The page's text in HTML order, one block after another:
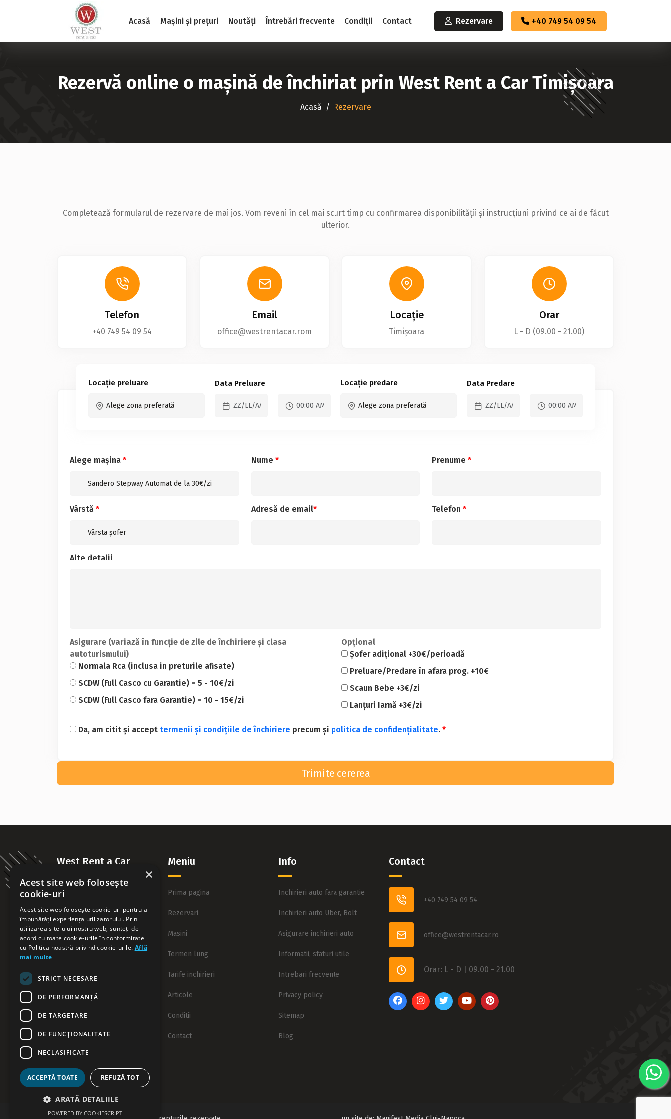
Acasă Mașini și prețuri Noutăți Întrebări frecvente Condiții Contact Rezervare +40 749 54 09 54
Rezervă online o mașină de închiriat prin West Rent a Car Timișoara
Acasă Rezervare
Completează formularul de rezervare de mai jos. Vom reveni în cel mai scurt timp cu confirmarea disponibilității și instrucțiuni privind ce ai de făcut
ulterior.
Telefon
+40 749 54 09 54
Email
office@westrentacar.rom
Locație
Timișoara
Orar
L - D (09.00 - 21.00)
Locație preluare Data Preluare Locație predare Data Predare
Alege mașina * Nume * Prenume*
Vârstă * Adresă de email* Telefon*
Alte detalii
Asigurare (variază în funcție de zile de închiriere și clasa
autoturismului)
Normala Rca (inclusa in preturile afisate)
SCDW (Full Casco cu Garantie) = 5 - 10€/zi
SCDW (Full Casco fara Garantie) = 10 - 15€/zi
Opțional
Șofer adițional +30€/perioadă
Preluare/Predare în afara prog. +10€
Scaun Bebe +3€/zi
Lanțuri Iarnă +3€/zi
Da, am citit și accept termenii și condițiile de închiriere precum și politica de confidențialitate. *
Trimite cererea
West Rent a Car
Oferim servicii de inchirieri
posibilitatea de a prelua /
preda masina din aeroportul
Traian Vuia (TSR).
Rezerva simplu si rapid
✓ 98% Clienti multumiti
Meniu
Prima pagina
Rezervari
Masini
Termen lung
Tarife inchirieri
Articole
Conditii
Contact
Info
Inchirieri auto fara garantie
Inchirieri auto Uber, Bolt
Asigurare inchirieri auto
Informatii, sfaturi utile
Intrebari frecvente
Privacy policy
Sitemap
Blog
Contact
+40 749 54 09 54
office@westrentacar.ro
Orar: L - D | 09.00 - 21.00
×
Acest site web folosește
cookie-uri
Acest site web folosește cookie-uri pentru a
îmbunătăți experiența utilizatorului. Prin
utilizarea site-ului nostru web, sunteți de
acord cu toate cookie-urile în conformitate
cu Politica noastră privind cookie-urile. Află
mai multe
STRICT NECESARE
DE PERFORMANȚĂ
DE TARGETARE
DE FUNCŢIONALITATE
NECLASIFICATE
ACCEPTĂ TOATE REFUZĂ TOT
ARATĂ DETALIILE
POWERED BY COOKIESCRIPT